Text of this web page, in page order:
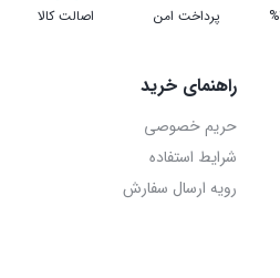
پرداخت امن اصالت کالا
راهنمای خرید
حریم خصوصی
شرایط استفاده
رویه ارسال سفارش